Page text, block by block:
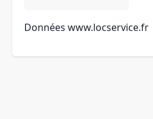
Données www.locservice.fr